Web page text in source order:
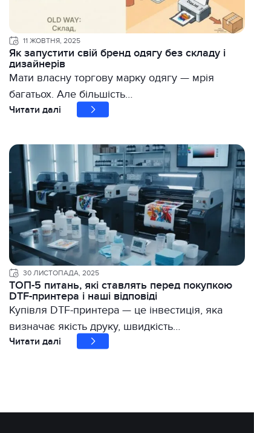
11 ЖОВТНЯ, 2025
Як запустити свій бренд одягу без складу і
дизайнерів
Мати власну торгову марку одягу — мрія
багатьох. Але більшість…
Читати далі
30 ЛИСТОПАДА, 2025
ТОП-5 питань, які ставлять перед покупкою
DTF-принтера і наші відповіді
Купівля DTF-принтера — це інвестиція, яка
визначає якість друку, швидкість…
Читати далі